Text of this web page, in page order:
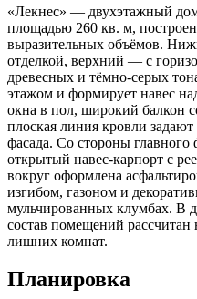
«Лекнес» — двухэтажный
площадью 260 кв. м,
выразительных объёмов.
отделкой, верхний — с
древесных и тёмно-серых
этажом и формирует навес
окна в пол, широкий балкон
плоская линия кровли
фасада. Со стороны
открытый навес-карпорт с
вокруг оформлена
изгибом, газоном и
мульчированных клумбах. В
состав помещений
лишних комнат.
Планировка